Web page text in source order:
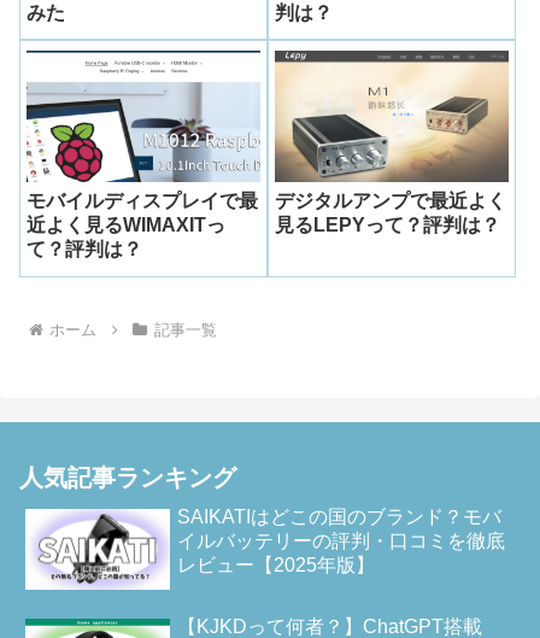
みた
判は？
モバイルディスプレイで最
近よく見るWIMAXITっ
て？評判は？
デジタルアンプで最近よく
見るLEPYって？評判は？
ホーム 記事一覧
人気記事ランキング
SAIKATIはどこの国のブランド？モバ
イルバッテリーの評判・口コミを徹底
レビュー【2025年版】
【KJKDって何者？】ChatGPT搭載